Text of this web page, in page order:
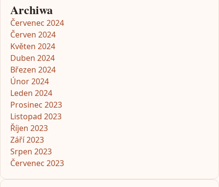
Archiwa
Červenec 2024
Červen 2024
Květen 2024
Duben 2024
Březen 2024
Únor 2024
Leden 2024
Prosinec 2023
Listopad 2023
Říjen 2023
Září 2023
Srpen 2023
Červenec 2023